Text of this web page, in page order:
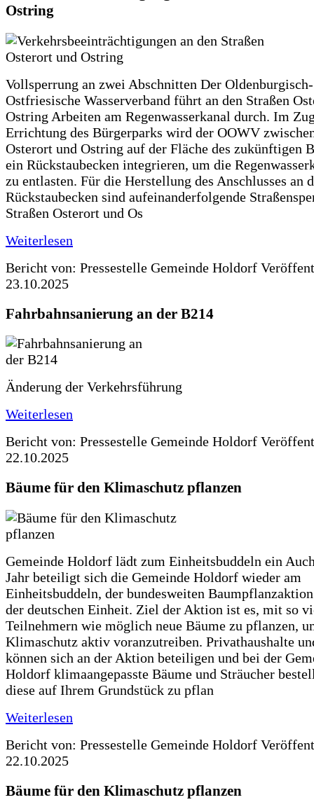
Ostring
Vollsperrung an zwei Abschnitten Der Oldenburgisch-
Ostfriesische Wasserverband führt an den Straßen
Ostring Arbeiten am Regenwasserkanal durch. Im
Errichtung des Bürgerparks wird der OOWV
Osterort und Ostring auf der Fläche des zukünftigen
ein Rückstaubecken integrieren, um die
zu entlasten. Für die Herstellung des Anschlusses an
Rückstaubecken sind aufeinanderfolgende
Straßen Osterort und Os
Weiterlesen
Bericht von: Pressestelle Gemeinde Holdorf
23.10.2025
Fahrbahnsanierung an der B214
Änderung der Verkehrsführung
Weiterlesen
Bericht von: Pressestelle Gemeinde Holdorf
22.10.2025
Bäume für den Klimaschutz pflanzen
Gemeinde Holdorf lädt zum Einheitsbuddeln ein
Jahr beteiligt sich die Gemeinde Holdorf wieder am
Einheitsbuddeln, der bundesweiten
der deutschen Einheit. Ziel der Aktion ist es, mit so
Teilnehmern wie möglich neue Bäume zu pflanzen,
Klimaschutz aktiv voranzutreiben. Privathaushalte
können sich an der Aktion beteiligen und bei der
Holdorf klimaangepasste Bäume und Sträucher
diese auf Ihrem Grundstück zu pflan
Weiterlesen
Bericht von: Pressestelle Gemeinde Holdorf
22.10.2025
Bäume für den Klimaschutz pflanzen